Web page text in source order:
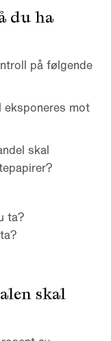
du ha
på følgende
eksponeres mot
skal
ta?
skal